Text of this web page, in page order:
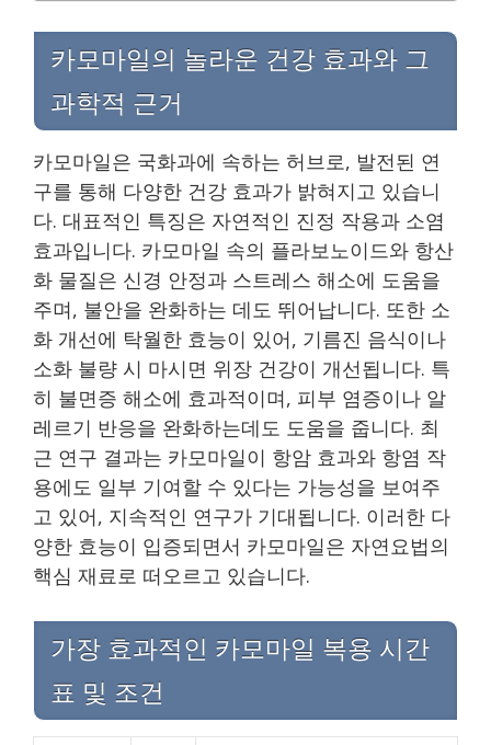
카모마일의 놀라운 건강 효과와 그
과학적 근거
카모마일은 국화과에 속하는 허브로, 발전된 연
구를 통해 다양한 건강 효과가 밝혀지고 있습니
다. 대표적인 특징은 자연적인 진정 작용과 소염
효과입니다. 카모마일 속의 플라보노이드와 항산
화 물질은 신경 안정과 스트레스 해소에 도움을
주며, 불안을 완화하는 데도 뛰어납니다. 또한 소
화 개선에 탁월한 효능이 있어, 기름진 음식이나
소화 불량 시 마시면 위장 건강이 개선됩니다. 특
히 불면증 해소에 효과적이며, 피부 염증이나 알
레르기 반응을 완화하는데도 도움을 줍니다. 최
근 연구 결과는 카모마일이 항암 효과와 항염 작
용에도 일부 기여할 수 있다는 가능성을 보여주
고 있어, 지속적인 연구가 기대됩니다. 이러한 다
양한 효능이 입증되면서 카모마일은 자연요법의
핵심 재료로 떠오르고 있습니다.
가장 효과적인 카모마일 복용 시간
표 및 조건